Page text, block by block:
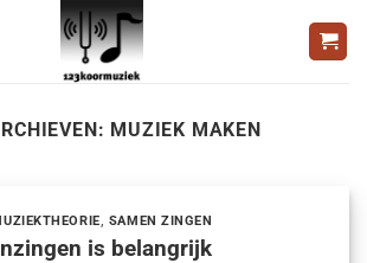
MUZIEK MAKEN
, SAMEN ZINGEN
is belangrijk